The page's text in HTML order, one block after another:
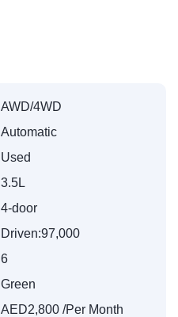
AWD/4WD
Automatic
Used
3.5L
4-door
Driven:97,000
6
Green
AED2,800 /Per Month